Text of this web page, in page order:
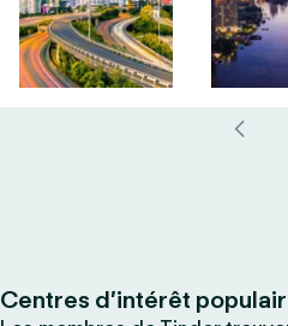
Centres d’intérêt